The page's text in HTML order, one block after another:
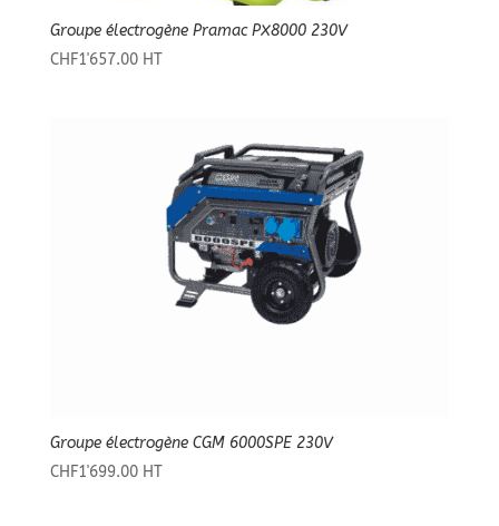
Groupe électrogène Pramac PX8000 230V
CHF1'657.00 HT
Groupe électrogène CGM 6000SPE 230V
CHF1'699.00 HT